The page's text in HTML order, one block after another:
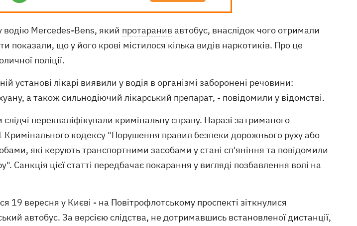
водію Mercedes-Bens, який протаранив автобус, внаслідок чого отримали
показали, що у його крові містилося кілька видів наркотиків. Про це
поліції.
установі лікарі виявили у водія в організмі заборонені речовини:
а також сильнодіючий лікарський препарат, - повідомили у відомстві.
слідчі перекваліфікували кримінальну справу. Наразі затриманого
Кримінального кодексу "Порушення правил безпеки дорожнього руху або
які керують транспортними засобами у стані сп'яніння та повідомили
Санкція цієї статті передбачає покарання у вигляді позбавлення волі на
19 вересня у Києві - на Повітрофлотському проспекті зіткнулися
автобус. За версією слідства, не дотримавшись встановленої дистанції,